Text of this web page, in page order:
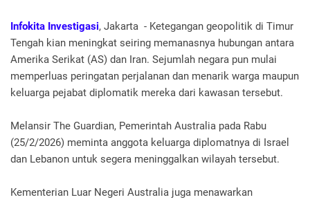
Infokita Investigasi, Jakarta - Ketegangan geopolitik di Timur
Tengah kian meningkat seiring memanasnya hubungan antara
Amerika Serikat (AS) dan Iran. Sejumlah negara pun mulai
memperluas peringatan perjalanan dan menarik warga maupun
keluarga pejabat diplomatik mereka dari kawasan tersebut.
Melansir The Guardian, Pemerintah Australia pada Rabu
(25/2/2026) meminta anggota keluarga diplomatnya di Israel
dan Lebanon untuk segera meninggalkan wilayah tersebut.
Kementerian Luar Negeri Australia juga menawarkan